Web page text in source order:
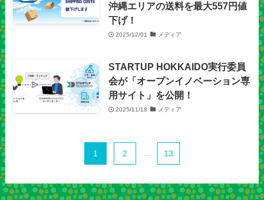
沖縄エリアの送料を最大557円値
下げ！
2025/12/01 メディア
STARTUP HOKKAIDO実行委員
会が「オープンイノベーション専
用サイト」を公開！
2025/11/18 メディア
1 2 13